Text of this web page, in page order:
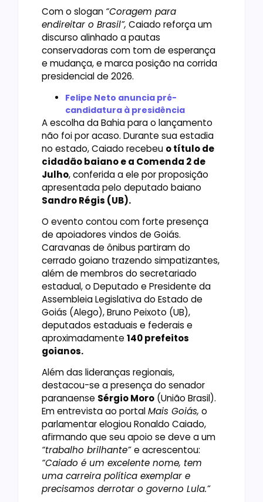
Com o slogan “Coragem para
endireitar o Brasil”, Caiado reforça um
discurso alinhado a pautas
conservadoras com tom de esperança
e mudança, e marca posição na corrida
presidencial de 2026.
Felipe Neto anuncia pré-
candidatura à presidência
A escolha da Bahia para o lançamento
não foi por acaso. Durante sua estadia
no estado, Caiado recebeu o título de
cidadão baiano e a Comenda 2 de
Julho, conferida a ele por proposição
apresentada pelo deputado baiano
Sandro Régis (UB).
O evento contou com forte presença
de apoiadores vindos de Goiás.
Caravanas de ônibus partiram do
cerrado goiano trazendo simpatizantes,
além de membros do secretariado
estadual, o Deputado e Presidente da
Assembleia Legislativa do Estado de
Goiás (Alego), Bruno Peixoto (UB),
deputados estaduais e federais e
aproximadamente 140 prefeitos
goianos.
Além das lideranças regionais,
destacou-se a presença do senador
paranaense Sérgio Moro (União Brasil).
Em entrevista ao portalMais Goiás, o
parlamentar elogiou Ronaldo Caiado,
afirmando que seu apoio se deve a um
“trabalho brilhante”e acrescentou:
“Caiado é um excelente nome, tem
uma carreira política exemplar e
precisamos derrotar o governo Lula.”